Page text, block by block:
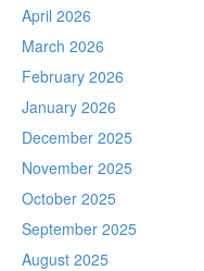
April 2026
March 2026
February 2026
January 2026
December 2025
November 2025
October 2025
September 2025
August 2025